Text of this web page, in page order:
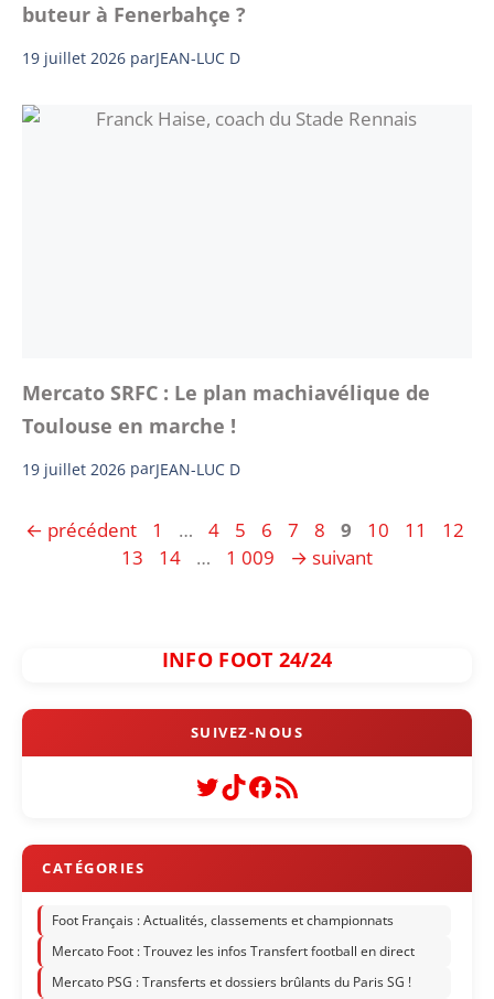
buteur à Fenerbahçe ?
19 juillet 2026 parJEAN-LUC D
Mercato SRFC : Le plan machiavélique de
Toulouse en marche !
19 juillet 2026 parJEAN-LUC D
← précédent Page
1 … Page
4 Page
5 Page
6 Page
7 Page
8 Page
9 Page
10 Page
11 Page
12
Page
13 Page
14 … Page
1 009 → suivant
INFO FOOT 24/24
Twitter
TikTok
Facebook
Flux RSS
Foot Français : Actualités, classements et championnats
Mercato Foot : Trouvez les infos Transfert football en direct
Mercato PSG : Transferts et dossiers brûlants du Paris SG !